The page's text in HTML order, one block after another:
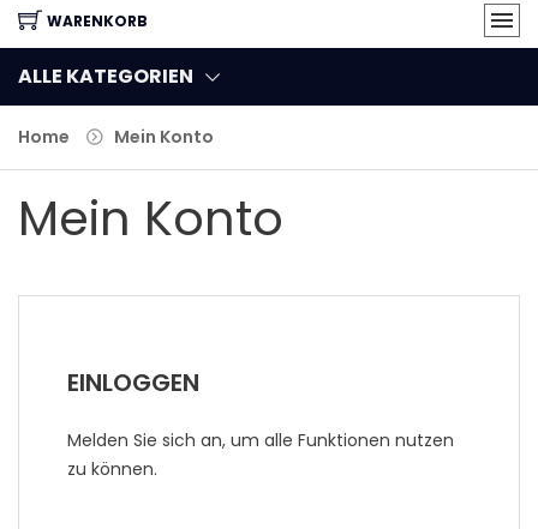
WARENKORB
ALLE KATEGORIEN
Home Mein Konto
Mein Konto
EINLOGGEN
Melden Sie sich an, um alle Funktionen nutzen
zu können.